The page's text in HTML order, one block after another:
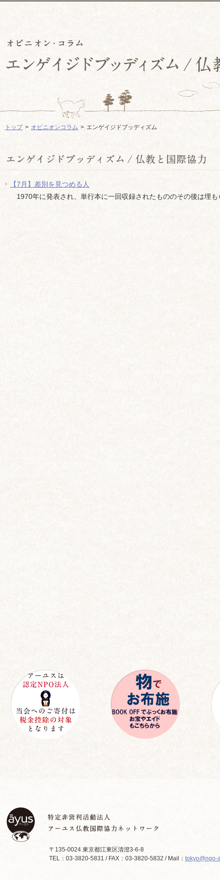
トップ オピニオンコラム エンゲイジドブッディズム
【7月】差別を見つめる人
1970年に発表され、単行本に一回収録されたもののその後は埋も
〒135-0024 東京都江東区清澄3-6-8
TEL：03-3820-5831 / FAX：03-3820-5832 / Mail： tokyo@ngo-